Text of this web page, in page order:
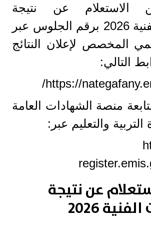
الاستعلام عن نتيجة
الدبلومات الفنية 2026 برقم الجلوس عبر
المخصص لإعلان النتائج
التالي:
https://
منصة الشهادات العامة
التربية والتعليم عبر:
عن نتيجة
2026